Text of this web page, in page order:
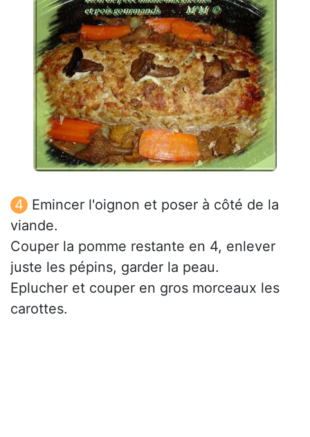
Emincer l'oignon et poser à côté de la
viande.
Couper la pomme restante en 4, enlever
juste les pépins, garder la peau.
Eplucher et couper en gros morceaux les
carottes.